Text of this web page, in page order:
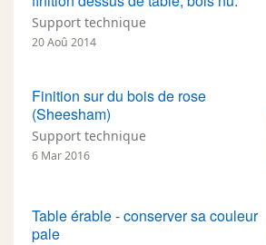
Support technique
20 Aoû 2014
Finition sur du bois de rose
(Sheesham)
Support technique
6 Mar 2016
Table érable - conserver sa couleur
pale